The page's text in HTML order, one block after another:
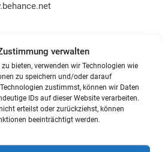
verwalten
bieten, verwenden wir Technologien wie
zu speichern und/oder darauf
zustimmst, können wir Daten
IDs auf dieser Website verarbeiten.
erteilst oder zurückziehst, können
beeinträchtigt werden.